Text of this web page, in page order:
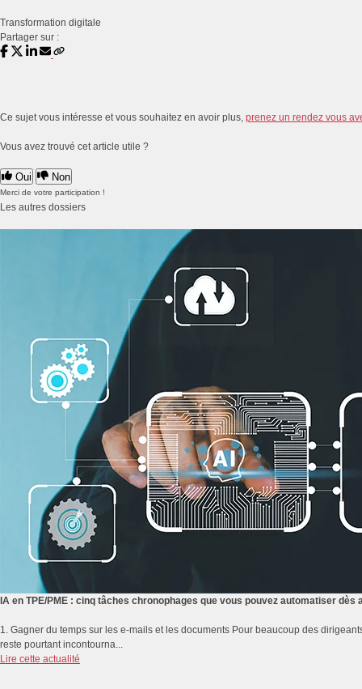
Transformation digitale
Partager sur :
Ce sujet vous intéresse et vous souhaitez en avoir plus, prenez un rendez vous
Vous avez trouvé cet article utile ?
Oui Non
Merci de votre participation !
Les autres dossiers
IA en TPE/PME : cinq tâches chronophages que vous pouvez automatiser dès
1. Gagner du temps sur les e-mails et les documents Pour beaucoup des
reste pourtant incontourna...
Lire cette actualité